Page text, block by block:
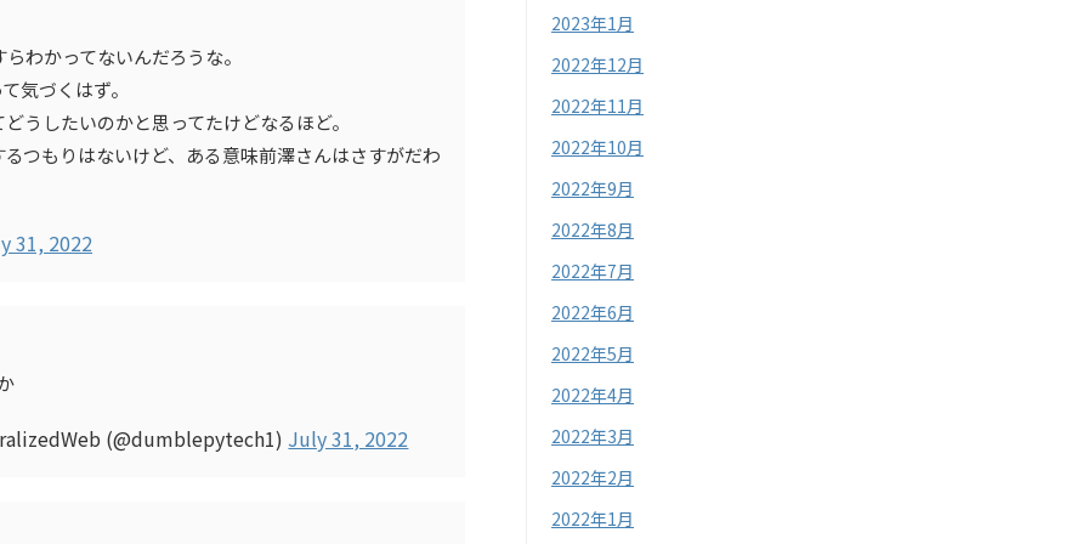
わかってないんだろうな。
気づくはず。
うしたいのかと思ってたけどなるほど。
つもりはないけど、ある意味前澤さんはさすがだわ
31, 2022
(@dumblepytech1) July 31, 2022
2023年1月
2022年12月
2022年11月
2022年10月
2022年9月
2022年8月
2022年7月
2022年6月
2022年5月
2022年4月
2022年3月
2022年2月
2022年1月